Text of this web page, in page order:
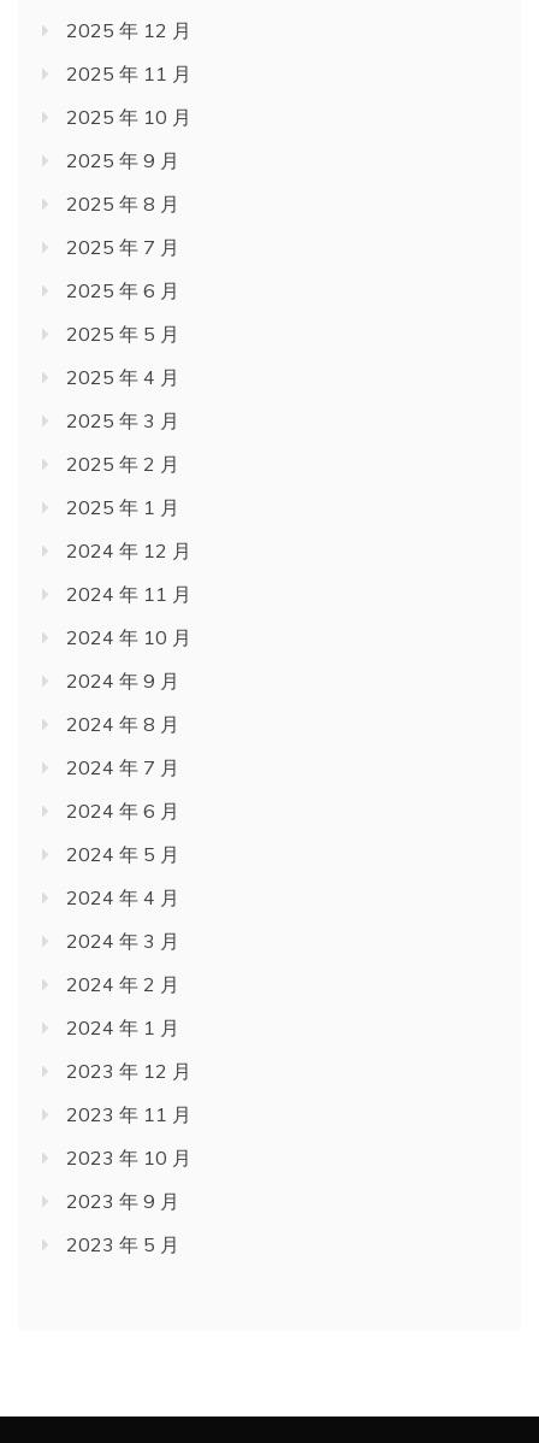
2025 年 12 月
2025 年 11 月
2025 年 10 月
2025 年 9 月
2025 年 8 月
2025 年 7 月
2025 年 6 月
2025 年 5 月
2025 年 4 月
2025 年 3 月
2025 年 2 月
2025 年 1 月
2024 年 12 月
2024 年 11 月
2024 年 10 月
2024 年 9 月
2024 年 8 月
2024 年 7 月
2024 年 6 月
2024 年 5 月
2024 年 4 月
2024 年 3 月
2024 年 2 月
2024 年 1 月
2023 年 12 月
2023 年 11 月
2023 年 10 月
2023 年 9 月
2023 年 5 月